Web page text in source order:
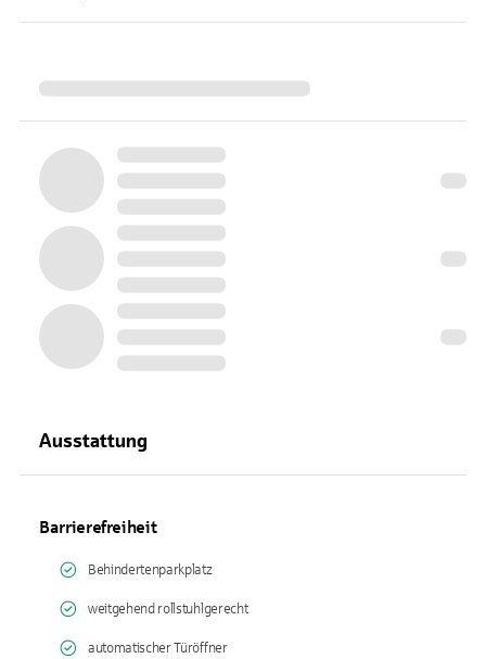
Ausstattung
Barrierefreiheit
Behindertenparkplatz
weitgehend rollstuhlgerecht
automatischer Türöffner